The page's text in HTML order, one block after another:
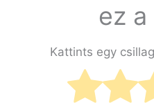
ez a
Kattints egy